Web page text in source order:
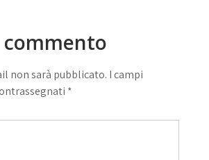
commento
non sarà pubblicato. I campi
*